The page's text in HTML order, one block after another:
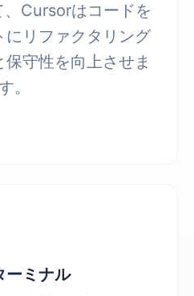
Cursorはコードを
にリファクタリング
保守性を向上させま
。
ーミナル